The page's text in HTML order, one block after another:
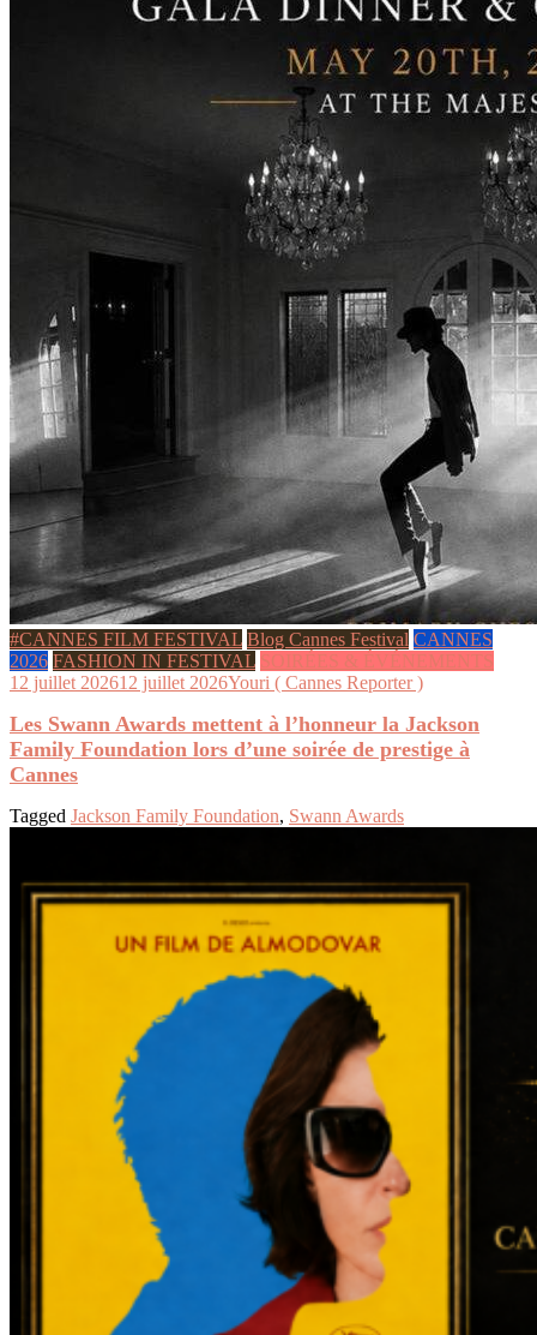
#CANNES FILM FESTIVAL Blog Cannes Festival CANNES
2026 FASHION IN FESTIVAL SOIRÉES & ÉVÉNEMENTS
12 juillet 202612 juillet 2026Youri ( Cannes Reporter )
Les Swann Awards mettent à l’honneur la Jackson
Family Foundation lors d’une soirée de prestige à
Cannes
Tagged Jackson Family Foundation, Swann Awards